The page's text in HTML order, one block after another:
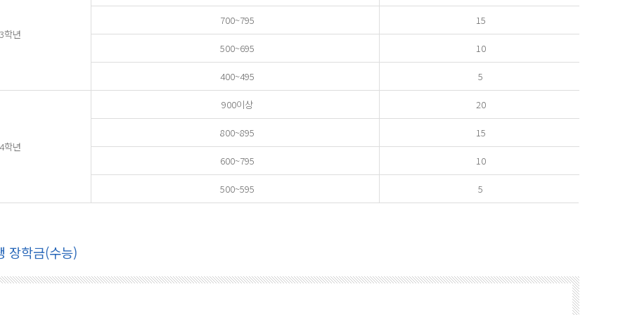
학년
700~795 15
500~695 10
400~495 5
학년
900이상 20
800~895 15
600~795 10
500~595 5
장학금(수능)